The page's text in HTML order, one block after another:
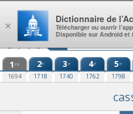
Aller au contenu
1 re
1694
2e
1718
3e
1740
4e
1762
5e
1798
×
Dictionnaire de
Télécharger ou ouvrir
Disponible sur Android et